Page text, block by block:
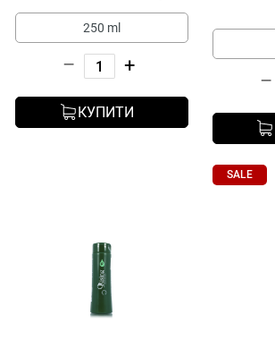
250 ml
– +
КУПИТИ
–
SALE